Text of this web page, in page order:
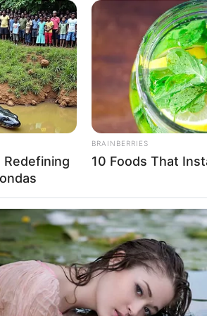
nicht mehr auszumachen. In
Ferne die schneebedeckten Gipfel
sehr beliebte Urlaubsregion des
von Schaffhausen zu den
Schweiz ist hier übrigens äußerst
ein von der
Stadt Konstanz
im Grenzverlauf. Mehrere
der altenBurg Meersburgauf einem
ist eine der schönsten Städte am
Redefining
BRAINBERRIES
10 Foods That